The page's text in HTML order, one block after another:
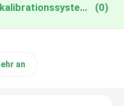
China Durchflussmesserkalibrationssystem (0)
an